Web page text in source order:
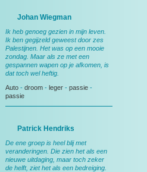
Johan Wiegman
Ik heb genoeg gezien in mijn leven.
Ik ben gegijzeld geweest door zes
Palestijnen. Het was op een mooie
zondag. Maar als ze met een
gespannen wapen op je afkomen, is
dat toch wel heftig.
Auto - droom - leger - passie -
passie
Patrick Hendriks
De ene groep is heel blij met
veranderingen. Die zien het als een
nieuwe uitdaging, maar toch zeker
de helft, ziet het als een bedreiging.